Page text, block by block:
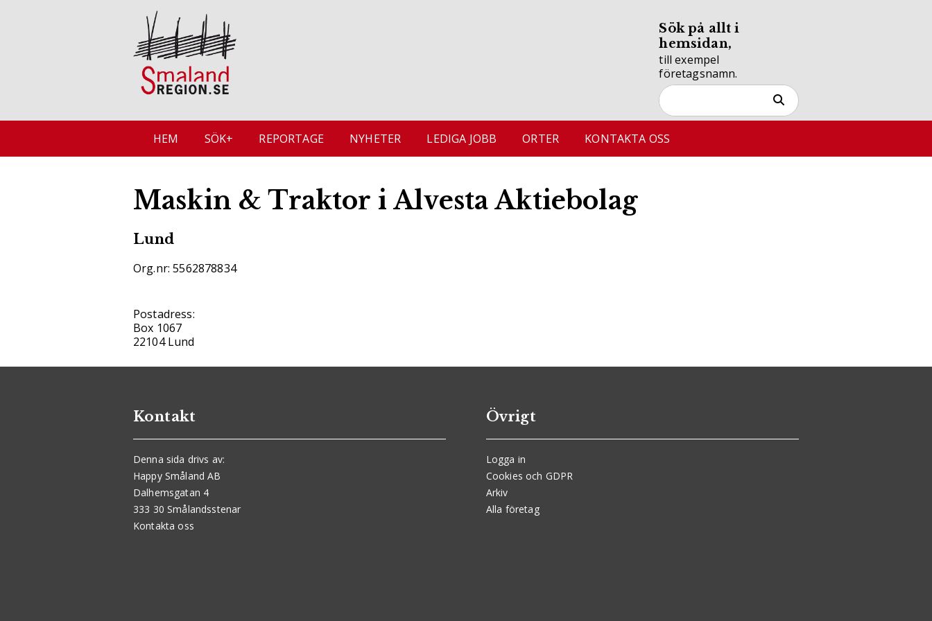
Sök på allt i
hemsidan,
till exempel
företagsnamn.
HEM SÖK+ REPORTAGE NYHETER LEDIGA JOBB ORTER KONTAKTA OSS
Maskin & Traktor i Alvesta Aktiebolag
Lund
Org.nr: 5562878834
Postadress:
Box 1067
22104 Lund
Kontakt
Denna sida drivs av:
Happy Småland AB
Dalhemsgatan 4
333 30 Smålandsstenar
Kontakta oss
Övrigt
Logga in
Cookies och GDPR
Arkiv
Alla företag